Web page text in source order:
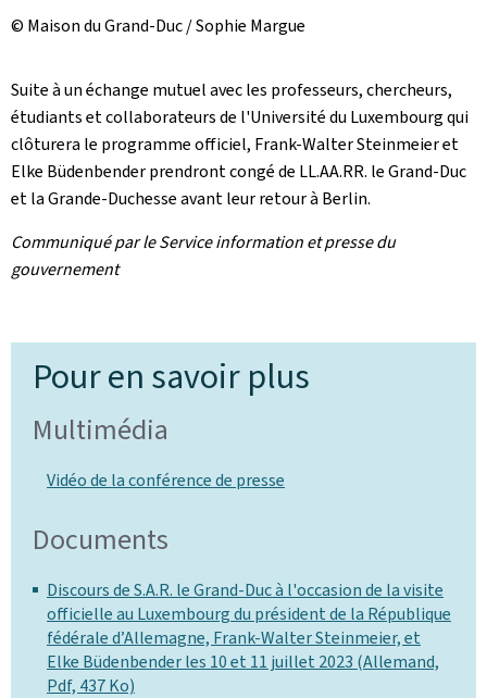
© Maison du Grand-Duc / Sophie Margue
Suite à un échange mutuel avec les professeurs, chercheurs,
étudiants et collaborateurs de l'Université du Luxembourg qui
clôturera le programme officiel, Frank-Walter Steinmeier et
Elke Büdenbender prendront congé de LL.AA.RR. le Grand-Duc
et la Grande-Duchesse avant leur retour à Berlin.
Communiqué par le Service information et presse du
gouvernement
Pour en savoir plus
Multimédia
Vidéo de la conférence de presse
Documents
Discours de S.A.R. le Grand-Duc à l'occasion de la visite
officielle au Luxembourg du président de la République
fédérale d’Allemagne, Frank-Walter Steinmeier, et
Elke Büdenbender les 10 et 11 juillet 2023 (Allemand,
Pdf, 437 Ko)